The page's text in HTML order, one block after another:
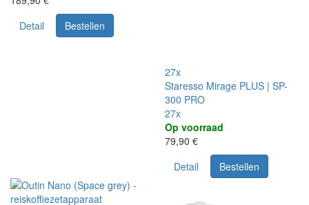
Detail
Bestellen
27x
Staresso Mirage PLUS | SP-
300 PRO
27x
Op voorraad
79,90 €
Detail
Bestellen